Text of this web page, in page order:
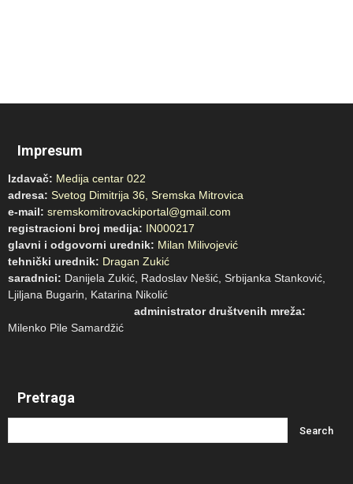
Impresum
Izdavač: Medija centar 022
adresa: Svetog Dimitrija 36, Sremska Mitrovica
e-mail: sremskomitrovackiportal@gmail.com
registracioni broj medija: IN000217
glavni i odgovorni urednik: Milan Milivojević
tehnički urednik: Dragan Zukić
saradnici: Danijela Zukić, Radoslav Nešić, Srbijanka Stanković,
Ljiljana Bugarin, Katarina Nikolić
administrator društvenih mreža:
Milenko Pile Samardžić
Pretraga